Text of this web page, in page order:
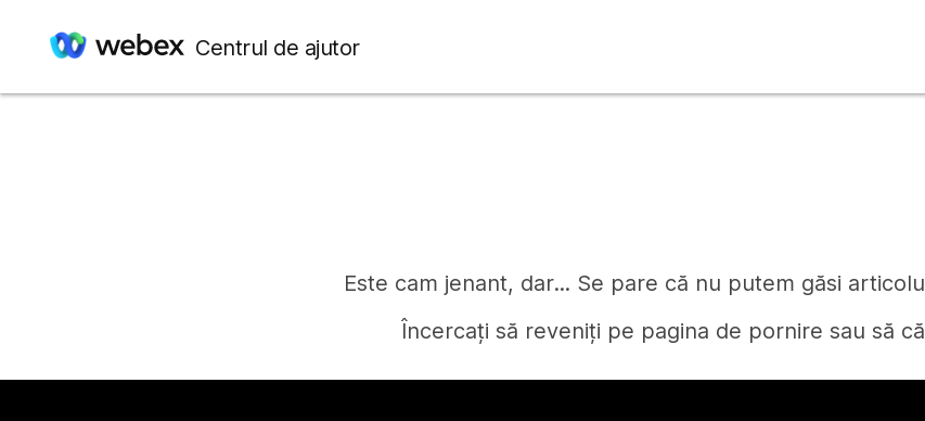
Centrul de ajutor
Este cam jenant, dar... Se pare că nu putem găsi
Încercați să reveniți pe pagina de pornire sau să